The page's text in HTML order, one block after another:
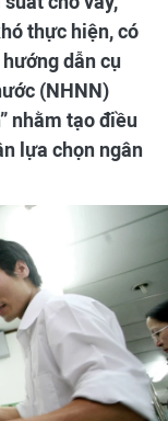
thực hiện, có
dẫn cụ
(NHNN)
nhằm tạo điều
lựa chọn ngân